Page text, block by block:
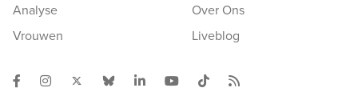
Analyse
Vrouwen
Over Ons
Liveblog